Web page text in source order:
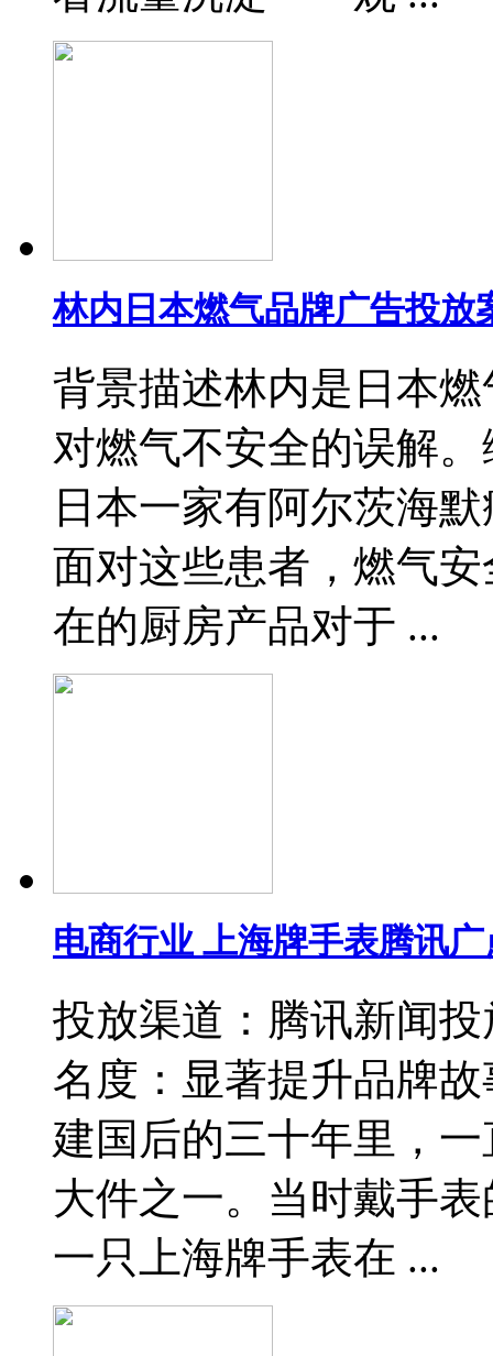
林内日本燃气品牌广告投放
背景描述林内是日本
对燃气不安全的误解
日本一家有阿尔茨海
面对这些患者，燃气
在的厨房产品对于 ...
电商行业 上海牌手表腾讯
投放渠道：腾讯新闻
名度：显著提升品牌
建国后的三十年里，
大件之一。当时戴手
一只上海牌手表在 ...